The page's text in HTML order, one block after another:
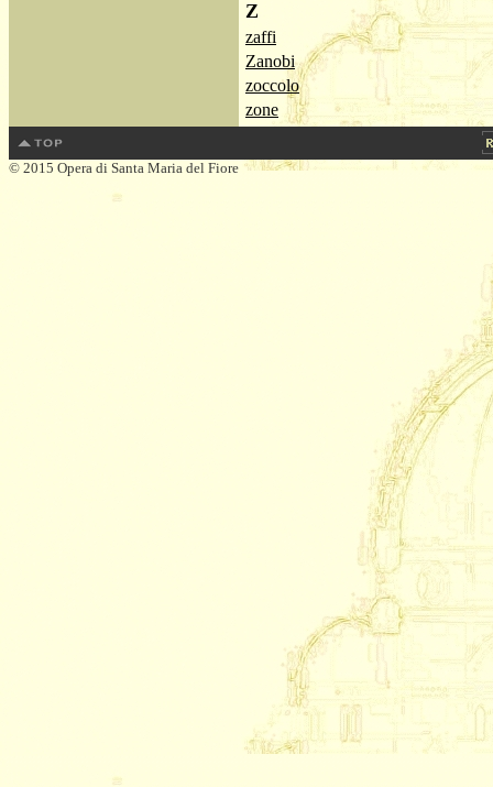
Z
zaffi
Zanobi
zoccolo
zone
© 2015 Opera di Santa Maria del Fiore